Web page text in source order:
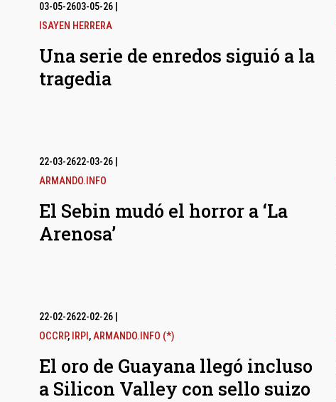
03-05-2603-05-26|
ISAYEN HERRERA
Una serie de enredos siguió a la
tragedia
22-03-2622-03-26|
ARMANDO.INFO
El Sebin mudó el horror a ‘La
Arenosa’
22-02-2622-02-26|
OCCRP, IRPI ,ARMANDO.INFO (*)
El oro de Guayana llegó incluso
a Silicon Valley con sello suizo